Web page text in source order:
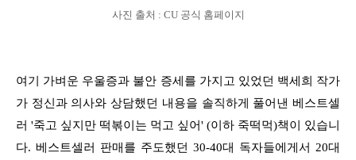
사진 출처 : CU 공식 홈페이지
여기 가벼운 우울증과 불안 증세를 가지고 있었던 백세희 작가
가 정신과 의사와 상담했던 내용을 솔직하게 풀어낸 베스트셀
러 '죽고 싶지만 떡볶이는 먹고 싶어' (이하 죽떡먹)책이 있습니
다. 베스트셀러 판매를 주도했던 30-40대 독자들에게서 20대